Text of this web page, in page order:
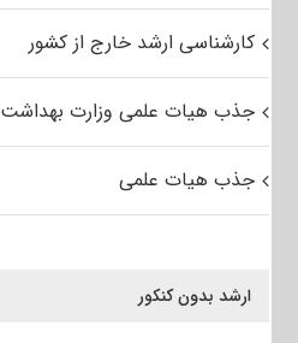
کارشناسی ارشد خارج از کشور
جذب هیات علمی وزارت بهداشت
جذب هیات علمی
ارشد بدون کنکور